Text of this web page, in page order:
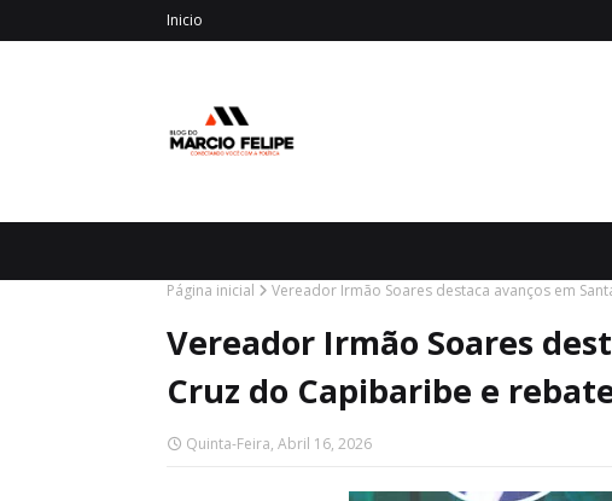
Inicio
Página inicial Vereador Irmão Soares destaca avanços em
Vereador Irmão Soares
Cruz do Capibaribe e
Quinta-Feira, Abril 16, 2026